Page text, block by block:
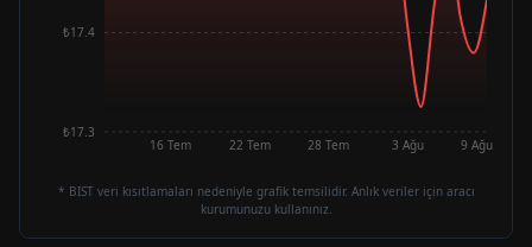
16 Tem 22 Tem 28 Tem 3 Ağu 9 Ağu
₺17.3
₺17.4
* BIST veri kısıtlamaları nedeniyle grafik temsilidir. Anlık veriler için aracı
kurumunuzu kullanınız.